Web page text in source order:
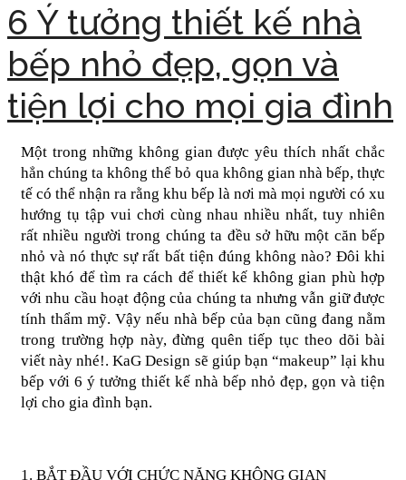
6 Ý tưởng thiết kế nhà
bếp nhỏ đẹp, gọn và
tiện lợi cho mọi gia đình
Một trong những không gian được yêu thích nhất chắc
hẳn chúng ta không thể bỏ qua không gian nhà bếp, thực
tế có thể nhận ra rằng khu bếp là nơi mà mọi người có xu
hướng tụ tập vui chơi cùng nhau nhiều nhất, tuy nhiên
rất nhiều người trong chúng ta đều sở hữu một căn bếp
nhỏ và nó thực sự rất bất tiện đúng không nào? Đôi khi
thật khó để tìm ra cách để thiết kế không gian phù hợp
với nhu cầu hoạt động của chúng ta nhưng vẫn giữ được
tính thẩm mỹ. Vậy nếu nhà bếp của bạn cũng đang nằm
trong trường hợp này, đừng quên tiếp tục theo dõi bài
viết này nhé!. KaG Design sẽ giúp bạn “makeup” lại khu
bếp với 6 ý tưởng thiết kế nhà bếp nhỏ đẹp, gọn và tiện
lợi cho gia đình bạn.
1. BẮT ĐẦU VỚI CHỨC NĂNG KHÔNG GIAN